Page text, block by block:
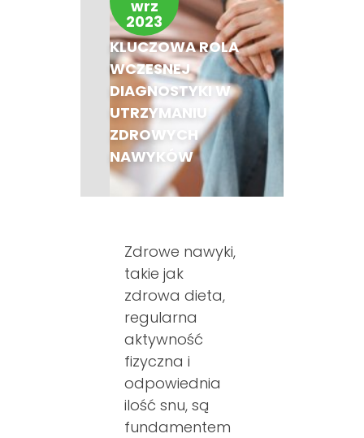
wrz
2023
KLUCZOWA ROLA
WCZESNEJ
DIAGNOSTYKI W
UTRZYMANIU
ZDROWYCH
NAWYKÓW
Zdrowe nawyki,
takie jak
zdrowa dieta,
regularna
aktywność
fizyczna i
odpowiednia
ilość snu, są
fundamentem